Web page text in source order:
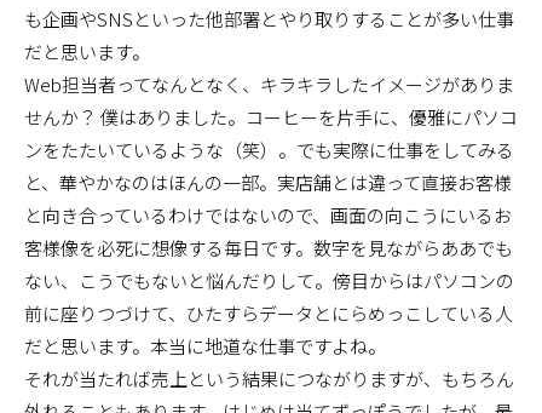
も企画やSNSといった他部署とやり取りすることが多い仕事
だと思います。
Web担当者ってなんとなく、キラキラしたイメージがありま
せんか？ 僕はありました。コーヒーを片手に、優雅にパソコ
ンをたたいているような（笑）。でも実際に仕事をしてみる
と、華やかなのはほんの一部。実店舗とは違って直接お客様
と向き合っているわけではないので、画面の向こうにいるお
客様像を必死に想像する毎日です。数字を見ながらああでも
ない、こうでもないと悩んだりして。傍目からはパソコンの
前に座りつづけて、ひたすらデータとにらめっこしている人
だと思います。本当に地道な仕事ですよね。
それが当たれば売上という結果につながりますが、もちろん